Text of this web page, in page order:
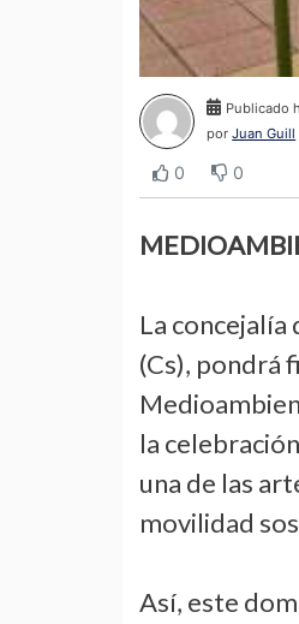
Publicado
porJuan Guill
0 0
La
(Cs), pondrá
la
una de las
movilidad
Así, este